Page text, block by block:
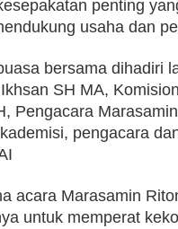
penting
usaha dan
bersama dihadiri
SH MA,
Pengacara
pengacara
acara Marasamin
untuk memperat